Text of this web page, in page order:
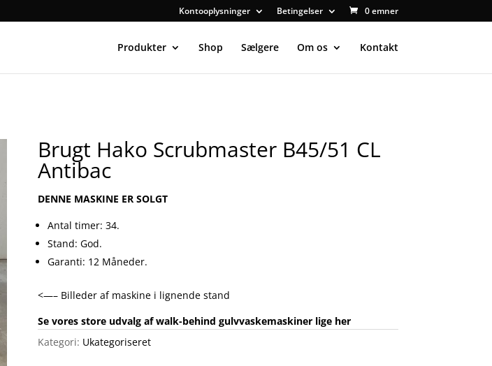
Kontooplysninger Betingelser 0 emner
Produkter Shop Sælgere Om os Kontakt
Brugt Hako Scrubmaster B45/51 CL
Antibac
DENNE MASKINE ER SOLGT
Antal timer: 34.
Stand: God.
Garanti: 12 Måneder.
<—– Billeder af maskine i lignende stand
Se vores store udvalg af walk-behind gulvvaskemaskiner lige her
Kategori: Ukategoriseret